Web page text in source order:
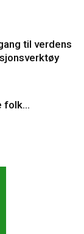
til verdens
folk…